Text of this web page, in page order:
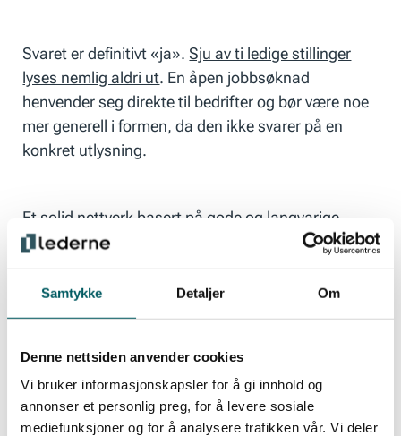
Samtykke Detaljer Om
Denne nettsiden anvender cookies
Vi bruker informasjonskapsler for å gi innhold og
annonser et personlig preg, for å levere sosiale
mediefunksjoner og for å analysere trafikken vår. Vi deler
Svaret er definitivt «ja».Sju av ti ledige stillinger
lyses nemlig aldri ut. En åpen jobbsøknad
henvender seg direkte til bedrifter og bør være noe
mer generell i formen, da den ikke svarer på en
konkret utlysning.
Et solid nettverk basert på gode og langvarige
relasjoner kan åpne opp for muligheter du ikke ville
fått ellers. Arbeidslivet blir stadig mer fleksibelt og
kompetent, og vi bytter hyppigere jobb og
arbeidsgiver. I en slik virkelighet er verdien av
bør du bygge nettverk
Hvordan forberede seg til jobbintervju?